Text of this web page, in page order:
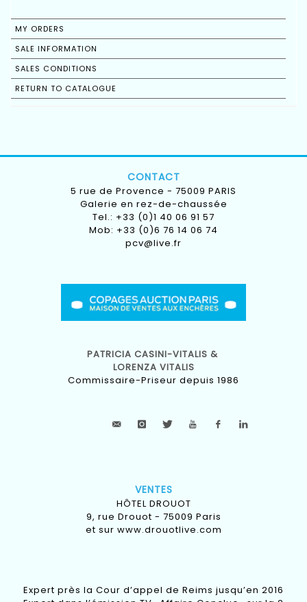
MY ORDERS
SALE INFORMATION
SALES CONDITIONS
RETURN TO CATALOGUE
CONTACT
5 rue de Provence - 75009 PARIS
Galerie en rez-de-chaussée
Tel.: +33 (0)1 40 06 91 57
Mob: +33 (0)6 76 14 06 74
pcv@live.fr
PATRICIA CASINI-VITALIS &
LORENZA VITALIS
Commissaire-Priseur depuis 1986
VENTES
HÔTEL DROUOT
9, rue Drouot - 75009 Paris
et sur www.drouotlive.com
Expert près la Cour d’appel de Reims jusqu’en 2016